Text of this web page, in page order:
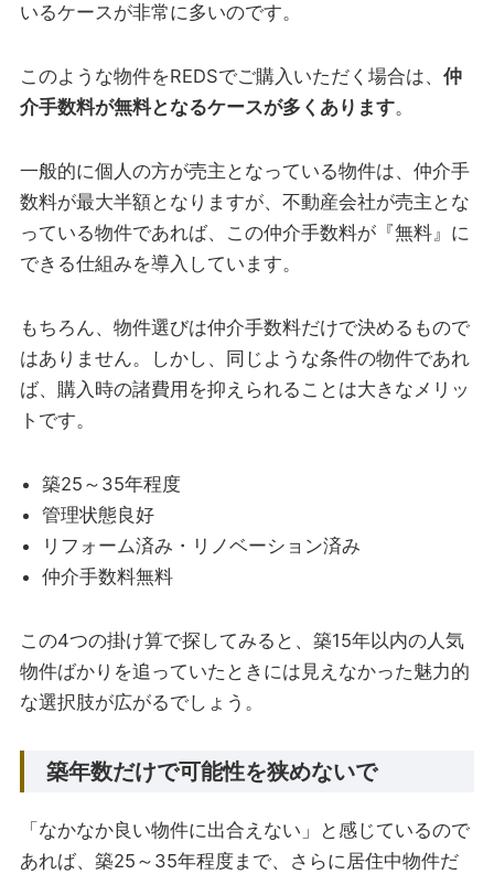
いるケースが非常に多いのです。
このような物件をREDSでご購入いただく場合は、仲
介手数料が無料となるケースが多くあります。
一般的に個人の方が売主となっている物件は、仲介手
数料が最大半額となりますが、不動産会社が売主とな
っている物件であれば、この仲介手数料が『無料』に
できる仕組みを導入しています。
もちろん、物件選びは仲介手数料だけで決めるもので
はありません。しかし、同じような条件の物件であれ
ば、購入時の諸費用を抑えられることは大きなメリッ
トです。
築25～35年程度
管理状態良好
リフォーム済み・リノベーション済み
仲介手数料無料
この4つの掛け算で探してみると、築15年以内の人気
物件ばかりを追っていたときには見えなかった魅力的
な選択肢が広がるでしょう。
築年数だけで可能性を狭めないで
「なかなか良い物件に出合えない」と感じているので
あれば、築25～35年程度まで、さらに居住中物件だ